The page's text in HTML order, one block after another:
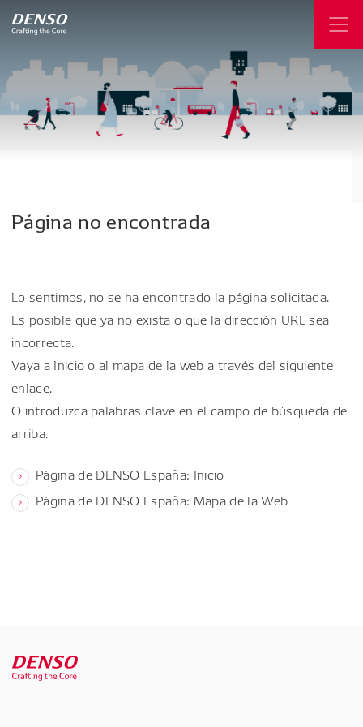
Página no encontrada
Lo sentimos, no se ha encontrado la página solicitada.
Es posible que ya no exista o que la dirección URL sea
incorrecta.
Vaya a Inicio o al mapa de la web a través del siguiente
enlace.
O introduzca palabras clave en el campo de búsqueda de
arriba.
Página de DENSO España: Inicio
Página de DENSO España: Mapa de la Web